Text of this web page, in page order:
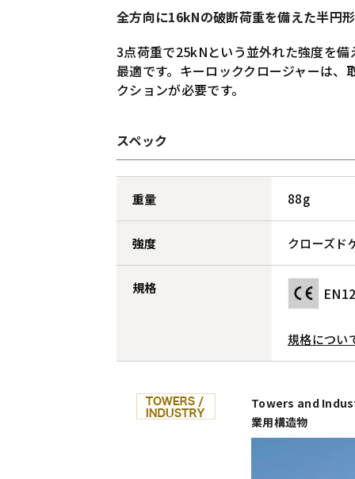
全方向に16kNの破断荷重を備えた半円
3点荷重で25kNという並外れた強度を
最適です。キーロッククロージャーは
クションが必要です。
スペック
重量 88g
強度 クローズド
規格
規格につい
Towers and
業用構造物